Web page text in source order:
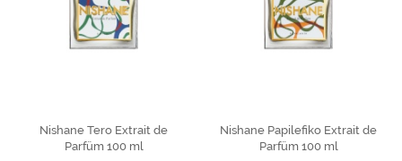
SEPETE EKLE
Nishane Tero Extrait de
Parfüm 100 ml
SEPETE EKLE
Nishane Papilefiko Extrait de
Parfüm 100 ml